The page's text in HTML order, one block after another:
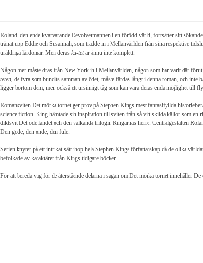
Roland, den ende kvarvarande Revolvermannen i en förödd värld, fortsätter sitt
tränat upp Eddie och Susannah, som trädde in i Mellanvärlden från sina respektive
uråldriga lärdomar. Men deras ka-tetär ännu inte komplett.
Någon mer måste dras från New York in i Mellanvärlden, någon som har varit där
teten, de fyra som bundits samman av ödet, måste färdas långt i denna roman, och inte
ligger bortom dem, men också ett ursinnigt tåg som kan vara deras enda möjlighet till
Romansviten Det mörka tornet ger prov på Stephen Kings mest fantasifyllda
science fiction. King hämtade sin inspiration till sviten från så vitt skilda källor som
diktsvit Det öde landet och den välkända trilogin Ringarnas herre. Centralgestalten
Den gode, den onde, den fule.
Serien knyter på ett intrikat sätt ihop hela Stephen Kings författarskap då de olika
befolkade av karaktärer från Kings tidigare böcker.
För att bereda väg för de återstående delarna i sagan om Det mörka tornet innehåller